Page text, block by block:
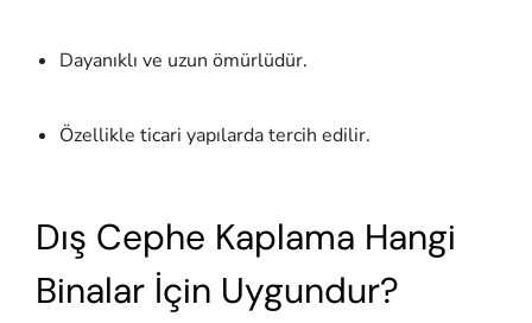
Dayanıklı ve uzun ömürlüdür.
Özellikle ticari yapılarda tercih edilir.
Dış Cephe Kaplama Hangi
Binalar İçin Uygundur?